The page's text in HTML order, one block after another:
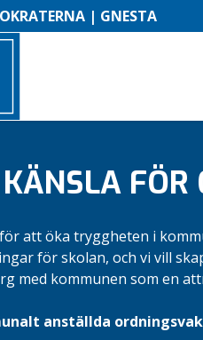
| GNESTA
FÖR
att öka tryggheten i
för skolan, och vi vill
med kommunen som en
anställda